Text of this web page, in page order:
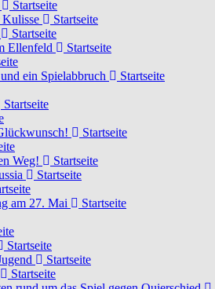
Startseite
Kulisse
Startseite
Startseite
Ellenfeld
Startseite
ein Spielabbruch
Startseite
Startseite
Startseite
Weg!
Startseite
Startseite
am 27. Mai
Startseite
Startseite
Startseite
Startseite